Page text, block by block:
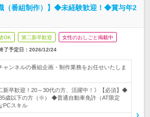
（番組制作）】◆未経験歓迎！◆賞与年2
OK 第二新卒歓迎 女性のおしごと掲載中
了予定日： 2026/12/24
ャンネルの番組企画・制作業務をお任せいたしま
新卒歓迎！20～30代の方、活躍中！》【必須】◆
歳以下の方（※） ◆普通自動車免許（AT限定
PCスキル